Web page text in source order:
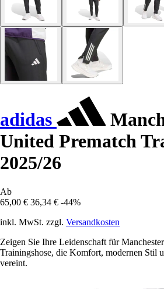
adidas
United Prematch
2025/26
Ab
65,00 € 36,34 € -44%
inkl. MwSt. zzgl. Versandkosten
Zeigen Sie Ihre Leidenschaft für
Trainingshose, die Komfort, modernen Stil
vereint.